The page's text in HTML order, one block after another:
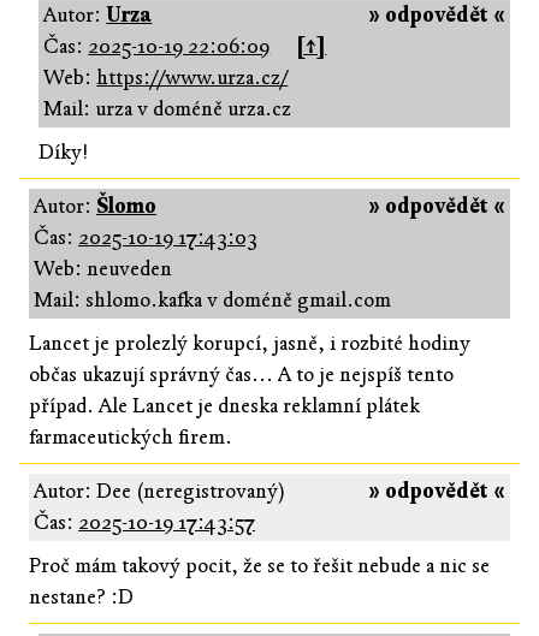
» odpovědět «
Autor:Urza
Čas: 2025-10-19 22:06:09
[↑]
Web:https://www.urza.cz/
Mail: urza v doméně urza.cz
Díky!
» odpovědět «
Autor: Šlomo
Čas: 2025-10-19 17:43:03
Web: neuveden
Mail: shlomo.kafka v doméně gmail.com
Lancet je prolezlý korupcí, jasně, i rozbité hodiny
občas ukazují správný čas... A to je nejspíš tento
případ. Ale Lancet je dneska reklamní plátek
farmaceutických firem.
» odpovědět «
Autor: Dee (neregistrovaný)
Čas: 2025-10-19 17:43:57
Proč mám takový pocit, že se to řešit nebude a nic se
nestane? :D